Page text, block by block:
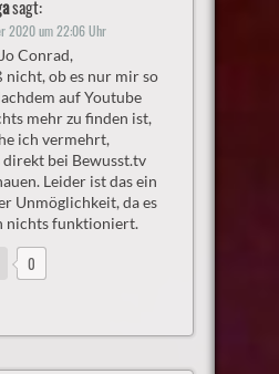
sagt:
2020 um 22:06 Uhr
Conrad,
nicht, ob es nur mir so
auf Youtube
mehr zu finden ist,
ich vermehrt,
bei Bewusst.tv
Leider ist das ein
Unmöglichkeit, da es
nichts funktioniert.
0